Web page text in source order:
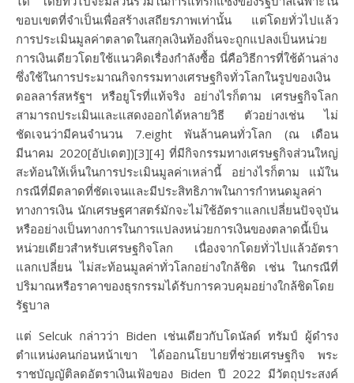
ขอบเขตที่จำเป็นเพื่อสร้างเสถียรภาพเท่านั้น แต่โดยทั่วไปแล้ว
การประเมินมูลค่าตลาดในสกุลเงินท้องถิ่นจะถูกแปลงเป็นหน่วย
การเงินเดียวโดยใช้แนวคิดเรื่องกำลังซื้อ นี่คือวิธีการที่ใช้ด้านล่าง
ซึ่งใช้ในการประมาณกิจกรรมทางเศรษฐกิจทั่วโลกในรูปของเงิน
ดอลลาร์สหรัฐฯ หรือยูโรที่แท้จริง อย่างไรก็ตาม เศรษฐกิจโลก
สามารถประเมินและแสดงออกได้หลายวิธี ตัวอย่างเช่น ไม่
ชัดเจนว่ามีคนจำนวน 7.eight พันล้านคนทั่วโลก (ณ เดือน
มีนาคม 2020[อัปเดต])[3][4] ที่มีกิจกรรมทางเศรษฐกิจส่วนใหญ่
สะท้อนให้เห็นในการประเมินมูลค่าเหล่านี้ อย่างไรก็ตาม แม้ใน
กรณีที่มีตลาดที่ชัดเจนและมีประสิทธิภาพในการกำหนดมูลค่า
ทางการเงิน นักเศรษฐศาสตร์มักจะไม่ใช้อัตราแลกเปลี่ยนปัจจุบัน
หรืออย่างเป็นทางการในการแปลงหน่วยการเงินของตลาดนี้เป็น
หน่วยเดียวสำหรับเศรษฐกิจโลก เนื่องจากโดยทั่วไปแล้วอัตรา
แลกเปลี่ยน ไม่สะท้อนมูลค่าทั่วโลกอย่างใกล้ชิด เช่น ในกรณีที่
ปริมาณหรือราคาของธุรกรรมได้รับการควบคุมอย่างใกล้ชิดโดย
รัฐบาล
แต่ Selcuk กล่าวว่า Biden เช่นเดียวกับโดนัลด์ ทรัมป์ ผู้ดำรง
ตำแหน่งคนก่อนหน้าเขา ได้ออกนโยบายที่ช่วยเศรษฐกิจ พระ
ราชบัญญัติลดอัตราเงินเฟ้อของ Biden ปี 2022 มีวัตถุประสงค์